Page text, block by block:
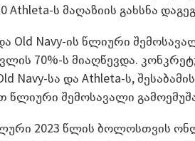
ს მაღაზიის გახსნა
Old Navy-ის წლიური
70%-ს მიაღწევდა.
სა და Athleta-ს,
შემოსავალი
2023 წლის ბოლოსთვის